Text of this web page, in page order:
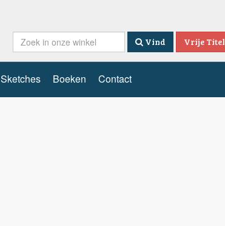
Vind Vrije Titel
Sketches Boeken Contact